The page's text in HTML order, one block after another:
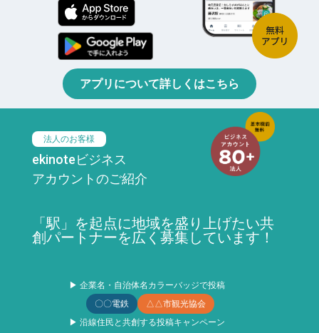
アプリについて詳しくはこちら
法人のお客様
ekinoteビジネス
アカウントのご紹介
「駅」を起点に地域を盛り上げたい共
創パートナーを広く募集しています！
▶ 企業名・自治体名カラーバッジで投稿
〇〇電鉄
△△市観光協会
▶ 沿線住民と共創する投稿キャンペーン